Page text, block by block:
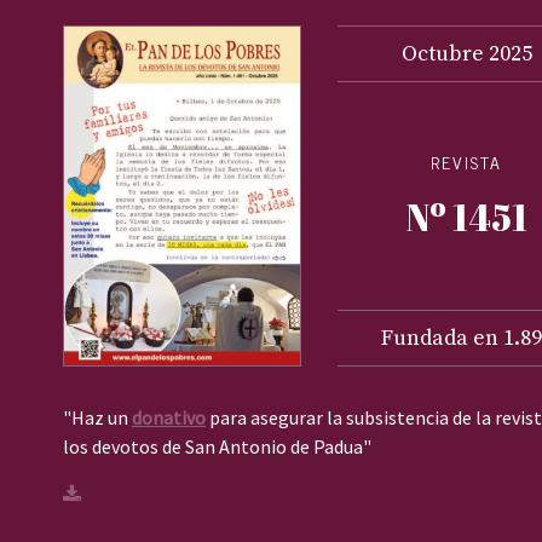
Octubre 2025
REVISTA
Nº 1451
Fundada en
"Haz un donativo para asegurar la subsistencia de la
los devotos de San Antonio de Padua"